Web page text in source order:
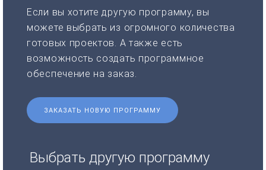
Если вы хотите другую программу, вы
можете выбрать из огромного количества
готовых проектов. А также есть
возможность создать программное
обеспечение на заказ.
ЗАКАЗАТЬ НОВУЮ ПРОГРАММУ
Выбрать другую программу